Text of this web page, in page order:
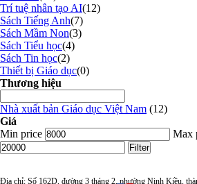
Trí tuệ nhân tạo AI(12)
Sách Tiếng Anh(7)
Sách Mầm Non(3)
Sách Tiểu học(4)
Sách Tin học(2)
Thiết bị Giáo dục(0)
Thương hiệu
Nhà xuất bản Giáo dục Việt Nam (12)
Giá
Min price
Max
Filter
Địa chỉ: Số 162D, đường 3 tháng 2, phường Ninh Kiều,